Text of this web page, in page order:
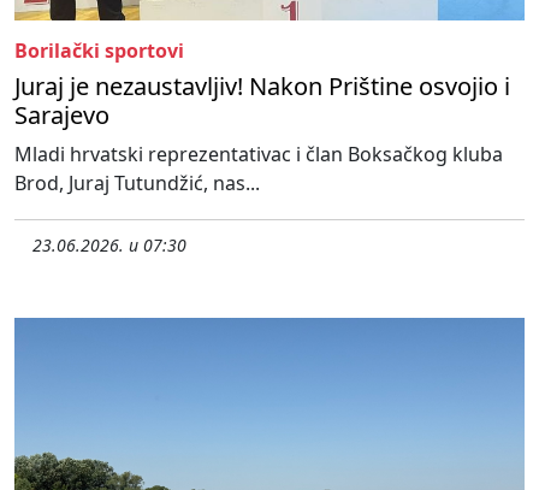
Borilački sportovi
Juraj je nezaustavljiv! Nakon Prištine osvojio i
Sarajevo
Mladi hrvatski reprezentativac i član Boksačkog kluba
Brod, Juraj Tutundžić, nas...
23.06.2026. u 07:30